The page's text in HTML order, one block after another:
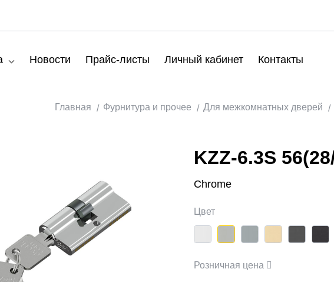
Новости Прайс-листы Личный кабинет Контакты
Главная Фурнитура и прочее Для межкомнатных дверей
KZZ-6.3S
Chrome
Цвет
Розничная цена